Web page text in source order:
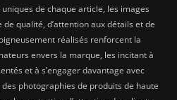
de chaque article, les images
qualité, d’attention aux détails et de
réalisés renforcent la
envers la marque, les incitant à
et à s’engager davantage avec
photographies de produits de haute